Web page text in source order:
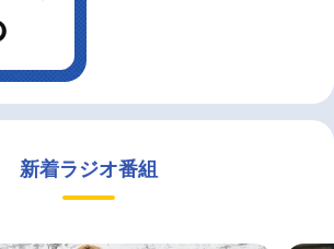
新着ラジオ番組